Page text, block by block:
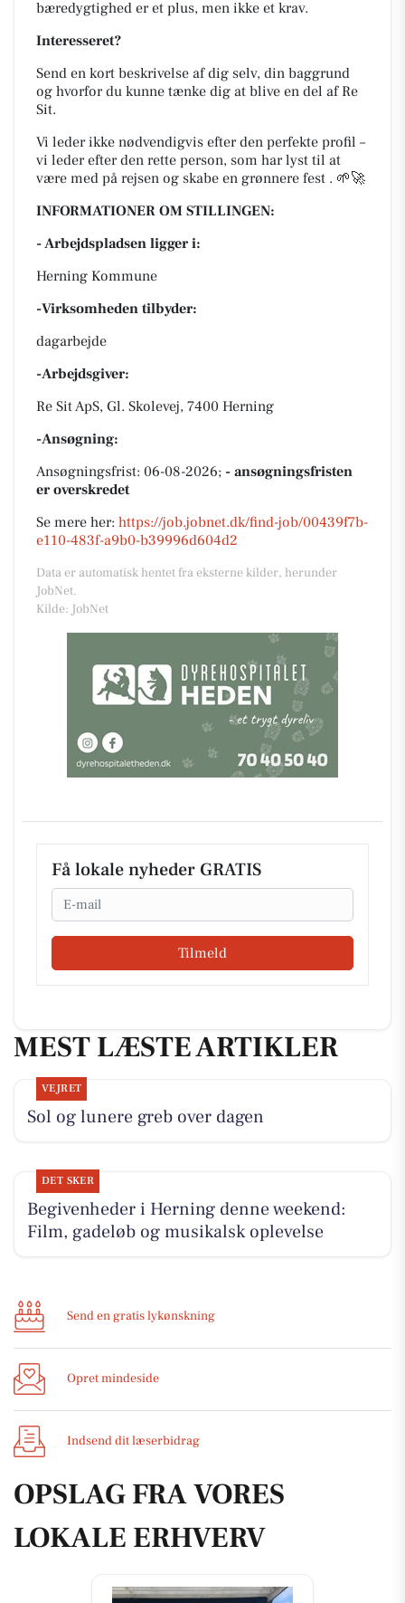
bæredygtighed er et plus, men ikke et krav.
Interesseret?
Send en kort beskrivelse af dig selv, din baggrund
og hvorfor du kunne tænke dig at blive en del af Re
Sit.
Vi leder ikke nødvendigvis efter den perfekte profil –
vi leder efter den rette person, som har lyst til at
være med på rejsen og skabe en grønnere fest . 🌱🚀
INFORMATIONER OM STILLINGEN:
- Arbejdspladsen ligger i:
Herning Kommune
-Virksomheden tilbyder:
dagarbejde
-Arbejdsgiver:
Re Sit ApS, Gl. Skolevej, 7400 Herning
-Ansøgning:
Ansøgningsfrist: 06-08-2026; - ansøgningsfristen
er overskredet
Se mere her: https://job.jobnet.dk/find-job/00439f7b-
e110-483f-a9b0-b39996d604d2
Data er automatisk hentet fra eksterne kilder, herunder
JobNet.
Kilde: JobNet
Få lokale nyheder GRATIS
Email
Tilmeld
MEST LÆSTE ARTIKLER
VEJRET
Sol og lunere greb over dagen
DET SKER
Begivenheder i Herning denne weekend:
Film, gadeløb og musikalsk oplevelse
Send en gratis lykønskning
Opret mindeside
Indsend dit læserbidrag
OPSLAG FRA VORES
LOKALE ERHVERV